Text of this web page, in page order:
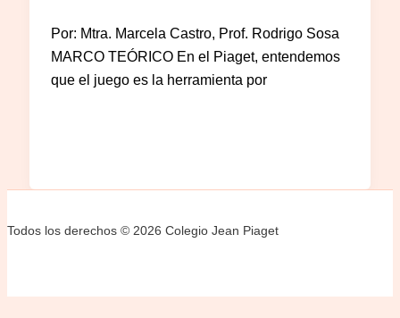
Por: Mtra. Marcela Castro, Prof. Rodrigo Sosa
MARCO TEÓRICO En el Piaget, entendemos
que el juego es la herramienta por
Todos los derechos © 2026 Colegio Jean Piaget